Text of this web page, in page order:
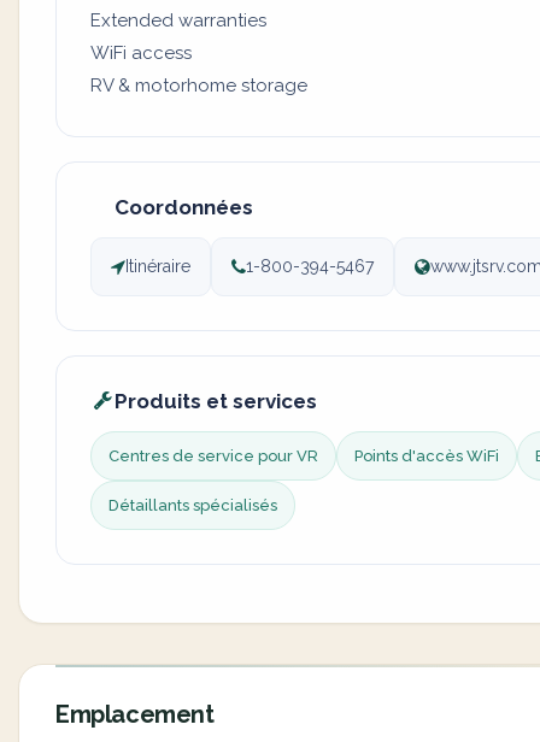
Extended warranties
WiFi access
RV & motorhome storage
Coordonnées
Itinéraire 1-800-394-5467
Produits et services
Centres de service pour VR Points d'accès WiFi
Détaillants spécialisés
Emplacement